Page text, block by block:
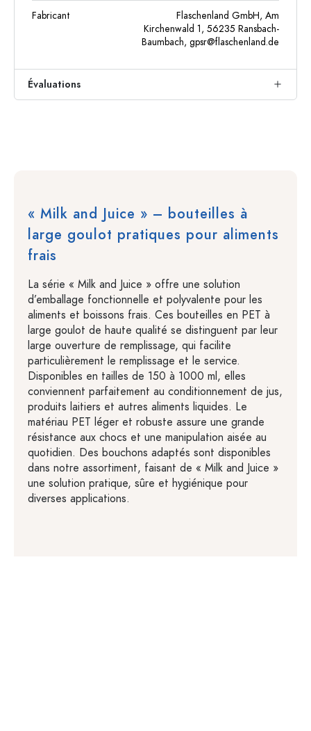
Fabricant
Flaschenland GmbH, Am
Kirchenwald 1, 56235 Ransbach-
Baumbach, gpsr@flaschenland.de
Évaluations
« Milk and Juice » – bouteilles à
large goulot pratiques pour aliments
frais
La série « Milk and Juice » offre une solution
d’emballage fonctionnelle et polyvalente pour les
aliments et boissons frais. Ces bouteilles en PET à
large goulot de haute qualité se distinguent par leur
large ouverture de remplissage, qui facilite
particulièrement le remplissage et le service.
Disponibles en tailles de 150 à 1000 ml, elles
conviennent parfaitement au conditionnement de jus,
produits laitiers et autres aliments liquides. Le
matériau PET léger et robuste assure une grande
résistance aux chocs et une manipulation aisée au
quotidien. Des bouchons adaptés sont disponibles
dans notre assortiment, faisant de « Milk and Juice »
une solution pratique, sûre et hygiénique pour
diverses applications.